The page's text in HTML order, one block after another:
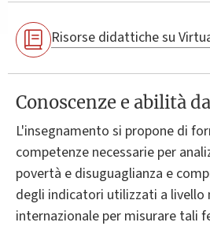
Risorse didattiche su
Conoscenze e abilità
L'insegnamento si propone di
competenze necessarie per
povertà e disuguaglianza e
degli indicatori utilizzati a livello
internazionale per misurare tali